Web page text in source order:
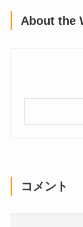
About the
コメント